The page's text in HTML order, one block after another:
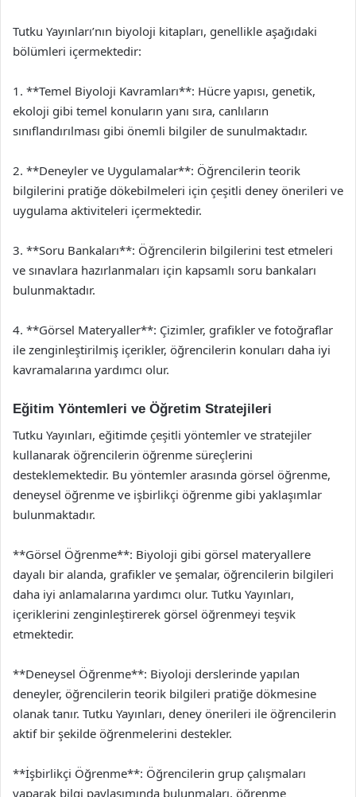
Tutku Yayınları’nın biyoloji kitapları, genellikle aşağıdaki
bölümleri içermektedir:
1. **Temel Biyoloji Kavramları**: Hücre yapısı, genetik,
ekoloji gibi temel konuların yanı sıra, canlıların
sınıflandırılması gibi önemli bilgiler de sunulmaktadır.
2. **Deneyler ve Uygulamalar**: Öğrencilerin teorik
bilgilerini pratiğe dökebilmeleri için çeşitli deney önerileri ve
uygulama aktiviteleri içermektedir.
3. **Soru Bankaları**: Öğrencilerin bilgilerini test etmeleri
ve sınavlara hazırlanmaları için kapsamlı soru bankaları
bulunmaktadır.
4. **Görsel Materyaller**: Çizimler, grafikler ve fotoğraflar
ile zenginleştirilmiş içerikler, öğrencilerin konuları daha iyi
kavramalarına yardımcı olur.
Eğitim Yöntemleri ve Öğretim Stratejileri
Tutku Yayınları, eğitimde çeşitli yöntemler ve stratejiler
kullanarak öğrencilerin öğrenme süreçlerini
desteklemektedir. Bu yöntemler arasında görsel öğrenme,
deneysel öğrenme ve işbirlikçi öğrenme gibi yaklaşımlar
bulunmaktadır.
**Görsel Öğrenme**: Biyoloji gibi görsel materyallere
dayalı bir alanda, grafikler ve şemalar, öğrencilerin bilgileri
daha iyi anlamalarına yardımcı olur. Tutku Yayınları,
içeriklerini zenginleştirerek görsel öğrenmeyi teşvik
etmektedir.
**Deneysel Öğrenme**: Biyoloji derslerinde yapılan
deneyler, öğrencilerin teorik bilgileri pratiğe dökmesine
olanak tanır. Tutku Yayınları, deney önerileri ile öğrencilerin
aktif bir şekilde öğrenmelerini destekler.
**İşbirlikçi Öğrenme**: Öğrencilerin grup çalışmaları
yaparak bilgi paylaşımında bulunmaları, öğrenme